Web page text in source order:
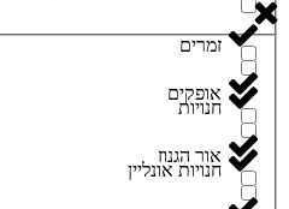
זמרים
חנויות
חנויות אונליין
אופקים
אור הגנוז